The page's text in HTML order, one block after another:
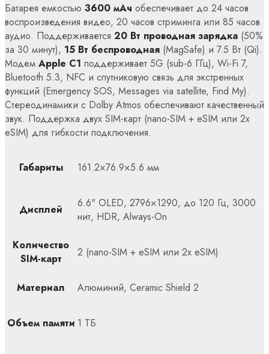
Батарея емкостью 3600 мАч обеспечивает до 24 часов
воспроизведения видео, 20 часов стриминга или 85 часов
аудио. Поддерживается 20 Вт проводная зарядка (50%
за 30 минут), 15 Вт беспроводная (MagSafe) и 7.5 Вт (Qi).
Модем Apple C1 поддерживает 5G (sub-6 ГГц), Wi-Fi 7,
Bluetooth 5.3, NFC и спутниковую связь для экстренных
функций (Emergency SOS, Messages via satellite, Find My).
Стереодинамики с Dolby Atmos обеспечивают качественный
звук. Поддержка двух SIM-карт (nano-SIM + eSIM или 2x
eSIM) для гибкости подключения.
Габариты 161.2×76.9×5.6 мм
Дисплей
6.6" OLED, 2796×1290, до 120 Гц, 3000
нит, HDR, Always-On
Количество
SIM-карт
2 (nano-SIM + eSIM или 2x eSIM)
Материал Алюминий, Ceramic Shield 2
Объем памяти 1 ТБ